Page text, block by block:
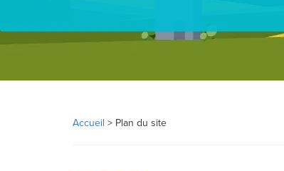
Accueil > Plan du site